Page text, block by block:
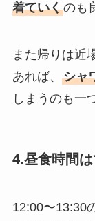
着ていくのも
また帰りは近
あれば、 シャ
しまうのも一
4.昼食時間
12:00〜13:30